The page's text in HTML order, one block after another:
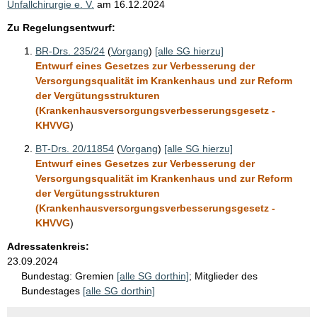
Unfallchirurgie e. V. am 16.12.2024
Zu Regelungsentwurf:
BR-Drs. 235/24 (Vorgang) [alle SG hierzu]
Entwurf eines Gesetzes zur Verbesserung der
Versorgungsqualität im Krankenhaus und zur Reform
der Vergütungsstrukturen
(Krankenhausversorgungsverbesserungsgesetz -
KHVVG)
BT-Drs. 20/11854 (Vorgang) [alle SG hierzu]
Entwurf eines Gesetzes zur Verbesserung der
Versorgungsqualität im Krankenhaus und zur Reform
der Vergütungsstrukturen
(Krankenhausversorgungsverbesserungsgesetz -
KHVVG)
Adressatenkreis:
23.09.2024
Bundestag: Gremien [alle SG dorthin]; Mitglieder des
Bundestages [alle SG dorthin]